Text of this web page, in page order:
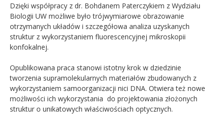
Dzięki współpracy z dr. Bohdanem Paterczykiem z Wydziału
Biologii UW możliwe było trójwymiarowe obrazowanie
otrzymanych układów i szczegółowa analiza uzyskanych
struktur z wykorzystaniem fluorescencyjnej mikroskopii
konfokalnej.
Opublikowana praca stanowi istotny krok w dziedzinie
tworzenia supramolekularnych materiałów zbudowanych z
wykorzystaniem samoorganizacji nici DNA. Otwiera też nowe
możliwości ich wykorzystania do projektowania złożonych
struktur o unikatowych właściwościach optycznych.